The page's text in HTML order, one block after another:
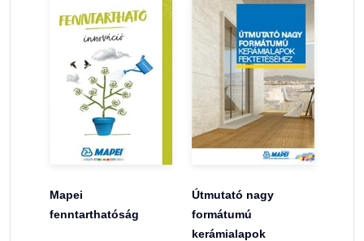
Mapei
fenntarthatóság
Útmutató nagy
formátumú
kerámialapok